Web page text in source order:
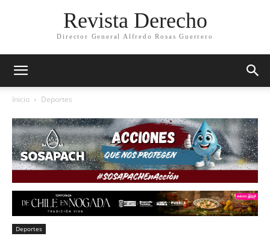
Revista Derecho
Director General Alfredo Rosas Guerrero
Inicio Deportes
Deportes